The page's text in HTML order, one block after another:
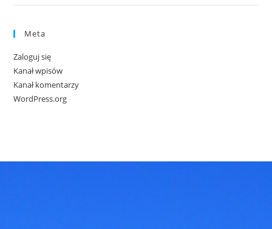
Meta
Zaloguj się
Kanał wpisów
Kanał komentarzy
WordPress.org